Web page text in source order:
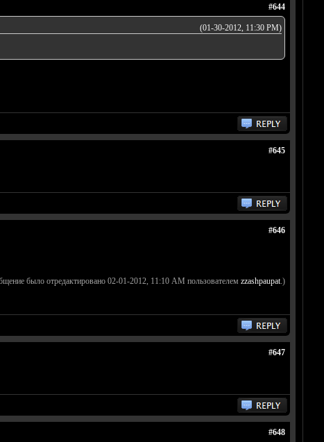
#644
(01-30-2012, 11:30 PM)
#645
#646
было отредактировано 02-01-2012, 11:10 AM пользователем zzashpaupat.)
#647
#648